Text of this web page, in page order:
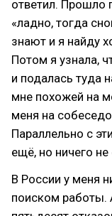
ответил. Прошло
«ладно, тогда
знают и я найду
Потом я узнала,
и подалась туда
мне похожей на
меня на
Параллельно с
ещё, но ничего
В России у меня
поиском работы.